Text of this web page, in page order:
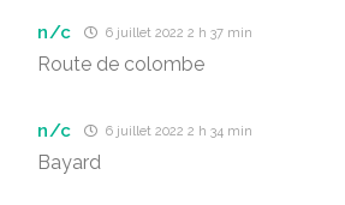
n/c 6 juillet 2022 2 h 37 min
Route de colombe
n/c 6 juillet 2022 2 h 34 min
Bayard